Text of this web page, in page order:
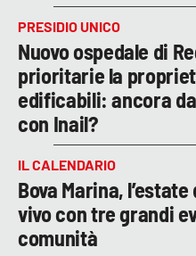
PRESIDIO UNICO
Nuovo ospedale di
prioritarie la
edificabili: ancora
con Inail?
IL CALENDARIO
Bova Marina,
vivo con tre grandi
comunità